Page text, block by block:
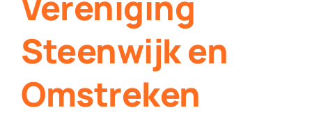
Steenwijk en
Omstreken